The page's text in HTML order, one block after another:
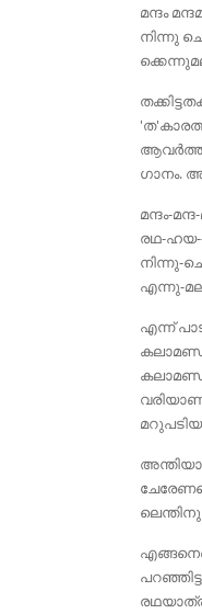
മന്ദം
നിന്നു
ഗാനം.
മന്ദം-
രഥ-
നിന്നു-
എന്നു-
എന്ന്